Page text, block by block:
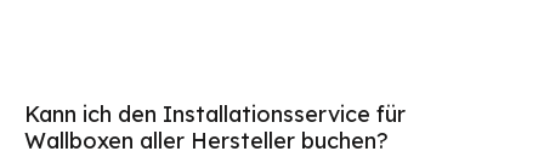
Kann ich den Installationsservice für
Wallboxen aller Hersteller buchen?